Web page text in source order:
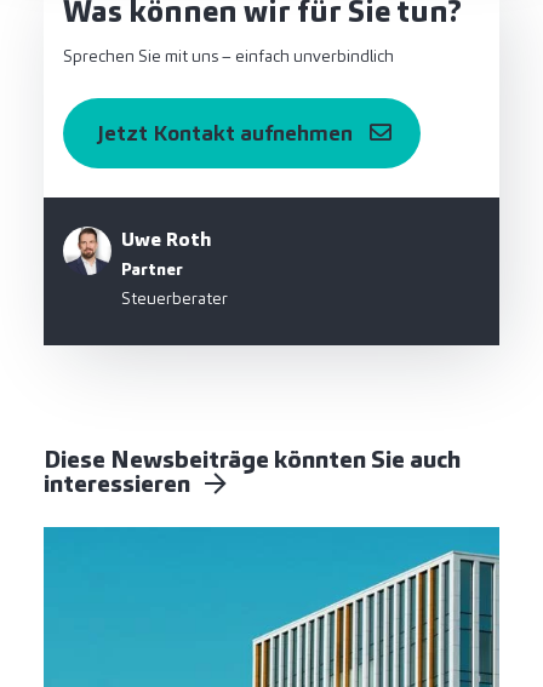
Uwe Roth
Partner
Steuerberater
Was können wir für Sie tun?
Sprechen Sie mit uns – einfach unverbindlich
Jetzt Kontakt aufnehmen
Diese Newsbeiträge könnten Sie auch
interessieren